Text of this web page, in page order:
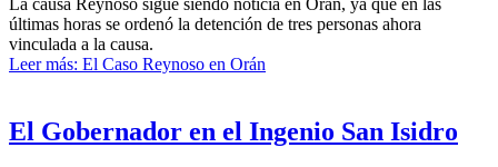
últimas horas se ordenó la detención de tres personas ahora
vinculada a la causa.
Leer más: El Caso Reynoso en Orán
El Gobernador en el Ingenio San Isidro